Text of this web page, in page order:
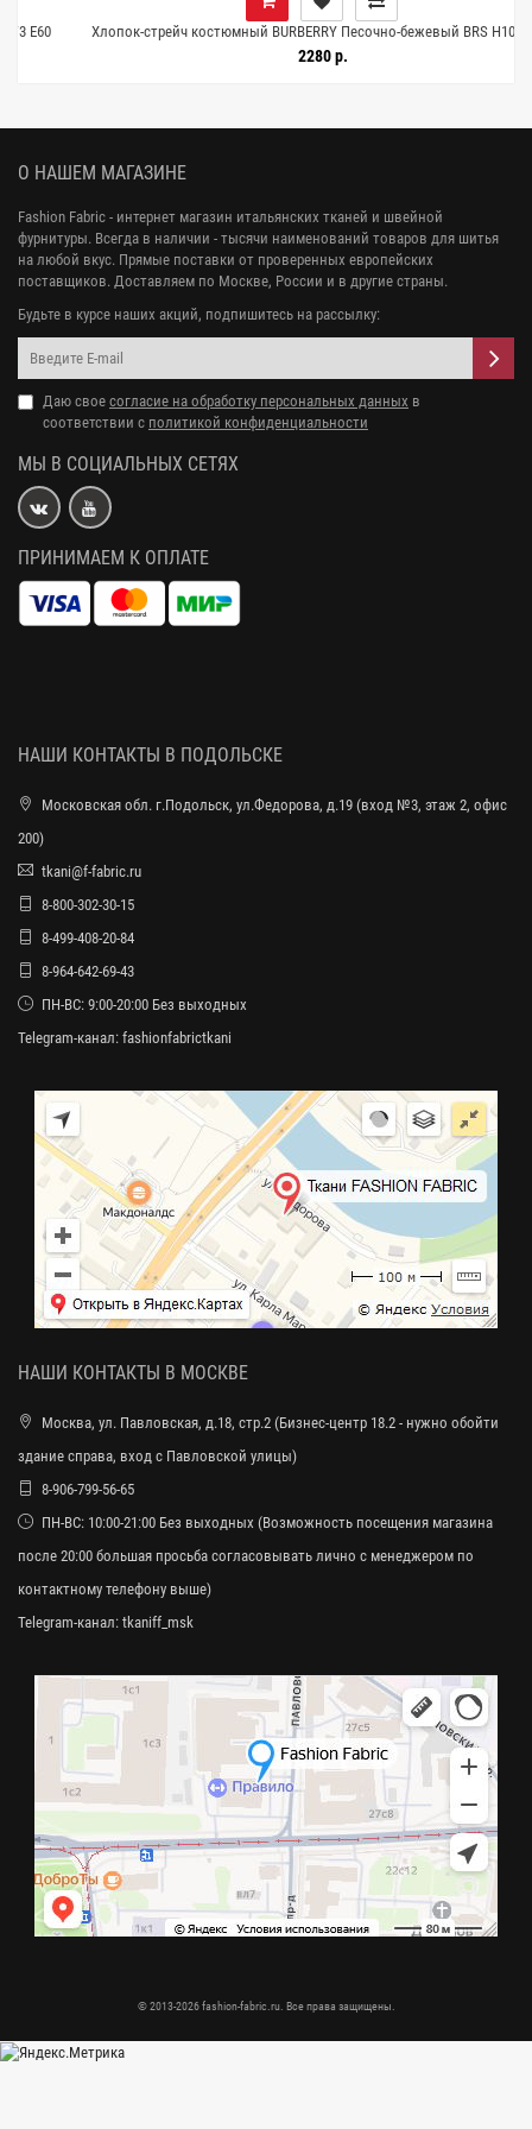
Хлопок-стрейч костюмный BURBERRY Песочно-бежевый BRS H10/4 D00
26012602
О НАШЕМ МАГАЗИНЕ
Fashion Fabric - интернет магазин итальянских тканей и швейной
фурнитуры. Всегда в наличии - тысячи наименований товаров для шитья
на любой вкус. Прямые поставки от проверенных европейских
поставщиков. Доставляем по Москве, России и в другие страны.
Будьте в курсе наших акций, подпишитесь на рассылку:
Даю свое согласие на обработку персональных данных в
соответствии с политикой конфиденциальности
МЫ В СОЦИАЛЬНЫХ СЕТЯХ
ПРИНИМАЕМ К ОПЛАТЕ
НАШИ КОНТАКТЫ В ПОДОЛЬСКЕ
Московская обл. г.Подольск, ул.Федорова, д.19 (вход №3, этаж 2, офис
200)
tkani@f-fabric.ru
8-800-302-30-15
8-499-408-20-84
8-964-642-69-43
ПН-ВС: 9:00-20:00 Без выходных
Telegram-канал: fashionfabrictkani
НАШИ КОНТАКТЫ В МОСКВЕ
Москва, ул. Павловская, д.18, стр.2 (Бизнес-центр 18.2 - нужно обойти
здание справа, вход с Павловской улицы)
8-906-799-56-65
ПН-ВС: 10:00-21:00 Без выходных (Возможность посещения магазина
после 20:00 большая просьба согласовывать лично с менеджером по
контактному телефону выше)
Telegram-канал: tkaniff_msk
© 2013-2026 fashion-fabric.ru. Все права защищены.